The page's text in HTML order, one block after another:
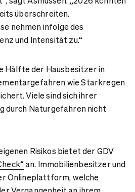
überschreiten.
nehmen infolge des
und Intensität zu.“
Hälfte der Hausbesitzer in
wie Starkregen
Viele sind sich ihrer
durch Naturgefahren nicht
Risikos bietet der GDV
an. Immobilienbesitzer und
Onlineplattform, welche